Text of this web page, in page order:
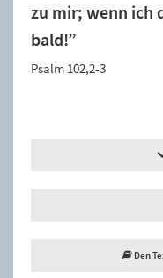
zu mir; wenn ich
bald!”
Psalm 102,2-3
Den